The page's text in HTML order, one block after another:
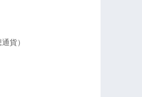
貨）